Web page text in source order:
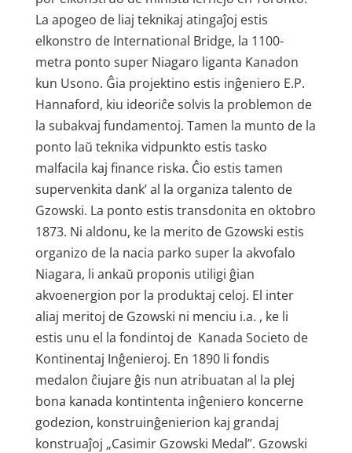
La apogeo de liaj teknikaj atingaĵoj estis
elkonstro de International Bridge, la 1100-
metra ponto super Niagaro liganta Kanadon
kun Usono. Ĝia projektino estis inĝeniero E.P.
Hannaford, kiu ideoriĉe solvis la problemon de
la subakvaj fundamentoj. Tamen la munto de la
ponto laŭ teknika vidpunkto estis tasko
malfacila kaj finance riska. Ĉio estis tamen
supervenkita dank’ al la organiza talento de
Gzowski. La ponto estis transdonita en oktobro
1873. Ni aldonu, ke la merito de Gzowski estis
organizo de la nacia parko super la akvofalo
Niagara, li ankaŭ proponis utiligi ĝian
akvoenergion por la produktaj celoj. El inter
aliaj meritoj de Gzowski ni menciu i.a. , ke li
estis unu el la fondintoj de Kanada Societo de
Kontinentaj Inĝenieroj. En 1890 li fondis
medalon ĉiujare ĝis nun atribuatan al la plej
bona kanada kontintenta inĝeniero koncerne
godezion, konstruinĝenierion kaj grandaj
konstruaĵoj „Casimir Gzowski Medal”. Gzowski